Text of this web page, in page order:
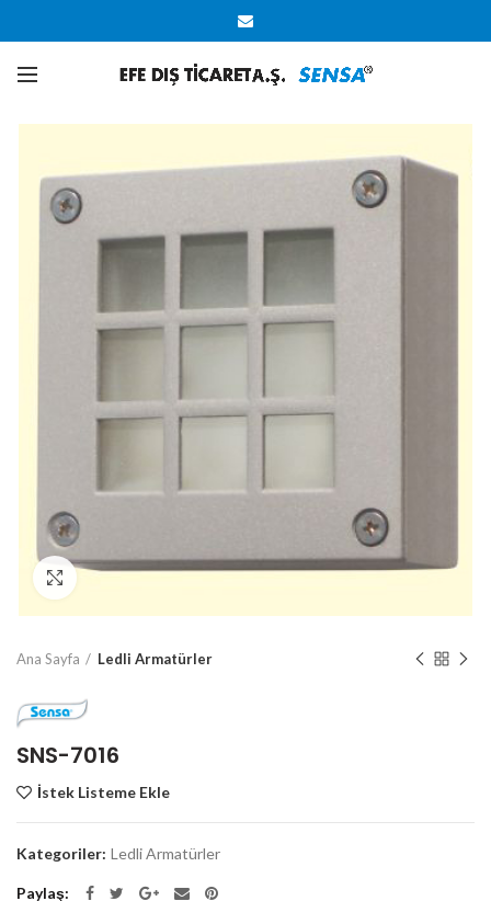
Click to enlarge
Ana Sayfa Ledli Armatürler
SNS-7016
İstek Listeme Ekle
Kategoriler: Ledli Armatürler
Paylaş